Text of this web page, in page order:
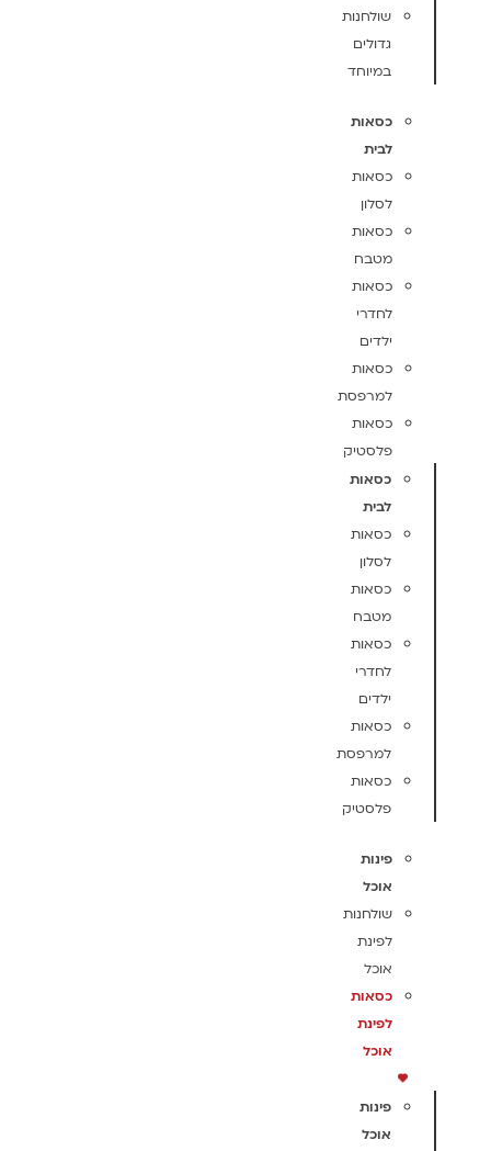
שולחנות
גדולים
במיוחד
כסאות
לבית
כסאות
לסלון
כסאות
מטבח
כסאות
לחדרי
ילדים
כסאות
למרפסת
כסאות
פלסטיק
כסאות
לבית
כסאות
לסלון
כסאות
מטבח
כסאות
לחדרי
ילדים
כסאות
למרפסת
כסאות
פלסטיק
פינות
אוכל
שולחנות
לפינת
אוכל
כסאות
לפינת
אוכל
פינות
אוכל